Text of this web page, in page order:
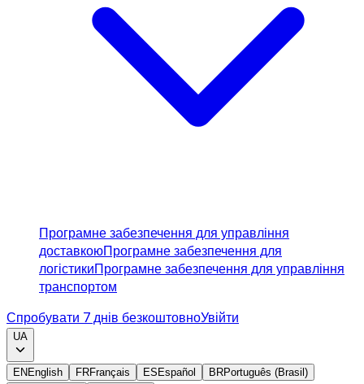
Програмне забезпечення для управління
доставкоюПрограмне забезпечення для
логістикиПрограмне забезпечення для управління
транспортом
Спробувати 7 днів безкоштовноУвійти
UA
EN English FRFrançais ES Español BRPortuguês (Brasil)